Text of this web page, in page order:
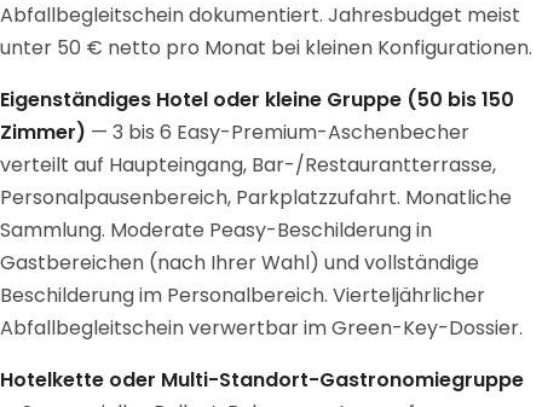
Abfallbegleitschein dokumentiert. Jahresbudget meist
unter 50 € netto pro Monat bei kleinen Konfigurationen.
Eigenständiges Hotel oder kleine Gruppe (50 bis 150
Zimmer) — 3 bis 6 Easy-Premium-Aschenbecher
verteilt auf Haupteingang, Bar-/Restaurantterrasse,
Personalpausenbereich, Parkplatzzufahrt. Monatliche
Sammlung. Moderate Peasy-Beschilderung in
Gastbereichen (nach Ihrer Wahl) und vollständige
Beschilderung im Personalbereich. Vierteljährlicher
Abfallbegleitschein verwertbar im Green-Key-Dossier.
Hotelkette oder Multi-Standort-Gastronomiegruppe